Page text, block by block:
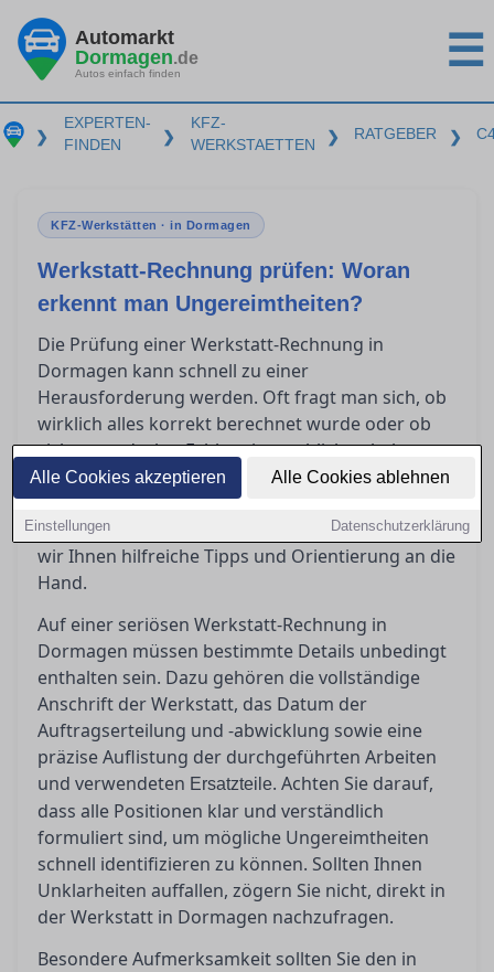
Alle Cookies akzeptieren Alle Cookies ablehnen
Einstellungen Datenschutzerklärung
Automarkt
Dormagen.de
Autos einfach finden ☰
❯
EXPERTEN-
FINDEN
❯
KFZ-
WERKSTAETTEN
❯ RATGEBER ❯
KFZ-Werkstätten · in Dormagen
Werkstatt-Rechnung prüfen: Woran
erkennt man Ungereimtheiten?
Die Prüfung einer Werkstatt-Rechnung in
Dormagen kann schnell zu einer
Herausforderung werden. Oft fragt man sich, ob
wirklich alles korrekt berechnet wurde oder ob
sich unentdeckte Fehler eingeschlichen haben.
Um Verständnis für die wesentlichen Bestandteile
einer seriösen Rechnung zu schaffen und
potenzielle Ungereimtheiten zu erkennen, geben
wir Ihnen hilfreiche Tipps und Orientierung an die
Hand.
Auf einer seriösen Werkstatt-Rechnung in
Dormagen müssen bestimmte Details unbedingt
enthalten sein. Dazu gehören die vollständige
Anschrift der Werkstatt, das Datum der
Auftragserteilung und -abwicklung sowie eine
präzise Auflistung der durchgeführten Arbeiten
und verwendeten Ersatzteile. Achten Sie darauf,
dass alle Positionen klar und verständlich
formuliert sind, um mögliche Ungereimtheiten
schnell identifizieren zu können. Sollten Ihnen
Unklarheiten auffallen, zögern Sie nicht, direkt in
der Werkstatt in Dormagen nachzufragen.
Besondere Aufmerksamkeit sollten Sie den in